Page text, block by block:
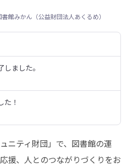
館みかん（公益財団法人あくるめ）
ました。
た！
ニティ財団」で、図書館の運
援、人とのつながりづくりをお